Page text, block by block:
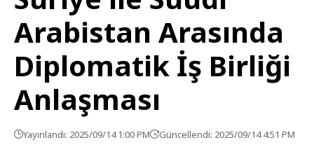
Arabistan Arasında
Diplomatik İş Birliği
Anlaşması
Yayınlandı: 2025/09/14 1:00 PM Güncellendi: 2025/09/14 4:51 PM